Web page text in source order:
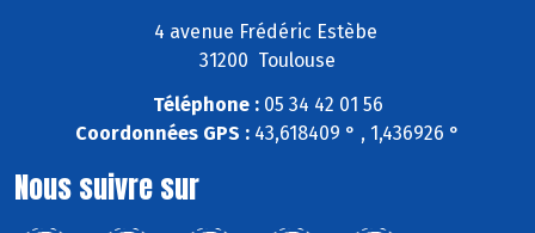
4 avenue Frédéric Estèbe
31200 Toulouse
Téléphone :05 34 42 01 56
Coordonnées GPS : 43,618409 ° , 1,436926 °
Nous suivre sur